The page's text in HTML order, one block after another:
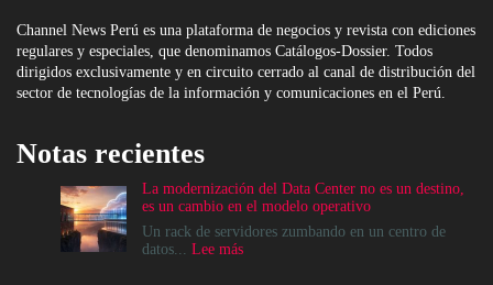
Channel News Perú es una plataforma de negocios y revista con ediciones
regulares y especiales, que denominamos Catálogos-Dossier. Todos
dirigidos exclusivamente y en circuito cerrado al canal de distribución del
sector de tecnologías de la información y comunicaciones en el Perú.
Notas recientes
La modernización del Data Center no es un destino,
es un cambio en el modelo operativo
Un rack de servidores zumbando en un centro de
datos... Lee más: